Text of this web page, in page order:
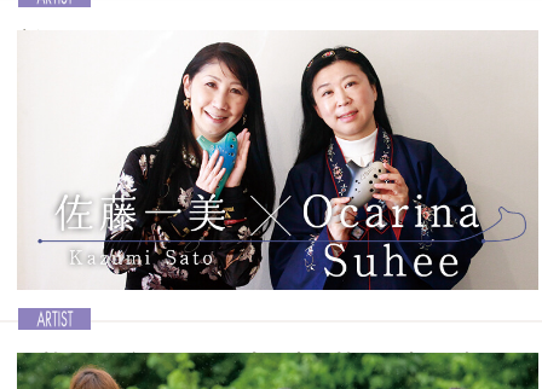
新しいオカリナフェスティバルのカタチ
Ocarina vol.46│さくらいりょうこ With 第一回大阪オカリナフェステ
さくらいりょうこさんが中心となって実行委員会を組織し、「第一回
大阪オカリナフェスティバル」が開催されます。ドレスコードを設定
するなど、新しいカタチのオカリナフェスティバルです。 そこで、間
近に迫った同フェスティバルの「顔」である、さくらいりょうこさん
と、実行委員長＆副委員長にインタビューを敢行しました。
記事を読む＞＞
日韓友好の証となる日本の土と韓国の土をブレン